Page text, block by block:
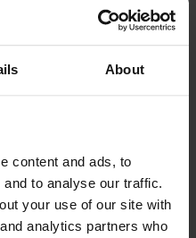
About
content and ads, to
to analyse our traffic.
your use of our site with
analytics partners who
INICIAL F1 APROX. N=15